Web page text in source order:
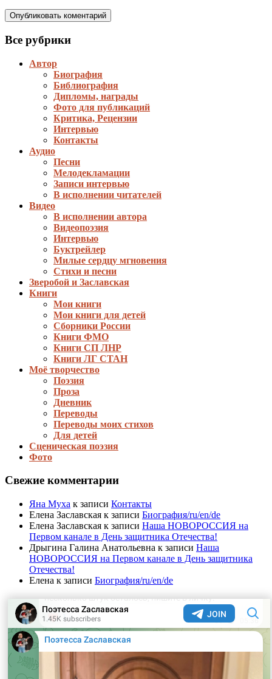
Все рубрики
Автор
Биография
Библиография
Дипломы, награды
Фото для публикаций
Критика, Рецензии
Интервью
Контакты
Аудио
Песни
Мелодекламации
Записи интервью
В исполнении читателей
Видео
В исполнении автора
Видеопоэзия
Интервью
Буктрейлер
Милые сердцу мгновения
Стихи и песни
Зверобой и Заславская
Книги
Мои книги
Мои книги для детей
Сборники России
Книги ФМО
Книги СП ЛНР
Книги ЛГ СТАН
Моё творчество
Поэзия
Проза
Дневник
Переводы
Переводы моих стихов
Для детей
Сценическая поэзия
Фото
Свежие комментарии
Яна Муха к записи Контакты
Елена Заславская к записи Биография/ru/en/de
Елена Заславская к записи Наша НОВОРОССИЯ на
Первом канале в День защитника Отечества!
Дрыгина Галина Анатольевна к записи Наша
НОВОРОССИЯ на Первом канале в День защитника
Отечества!
Елена к записи Биография/ru/en/de